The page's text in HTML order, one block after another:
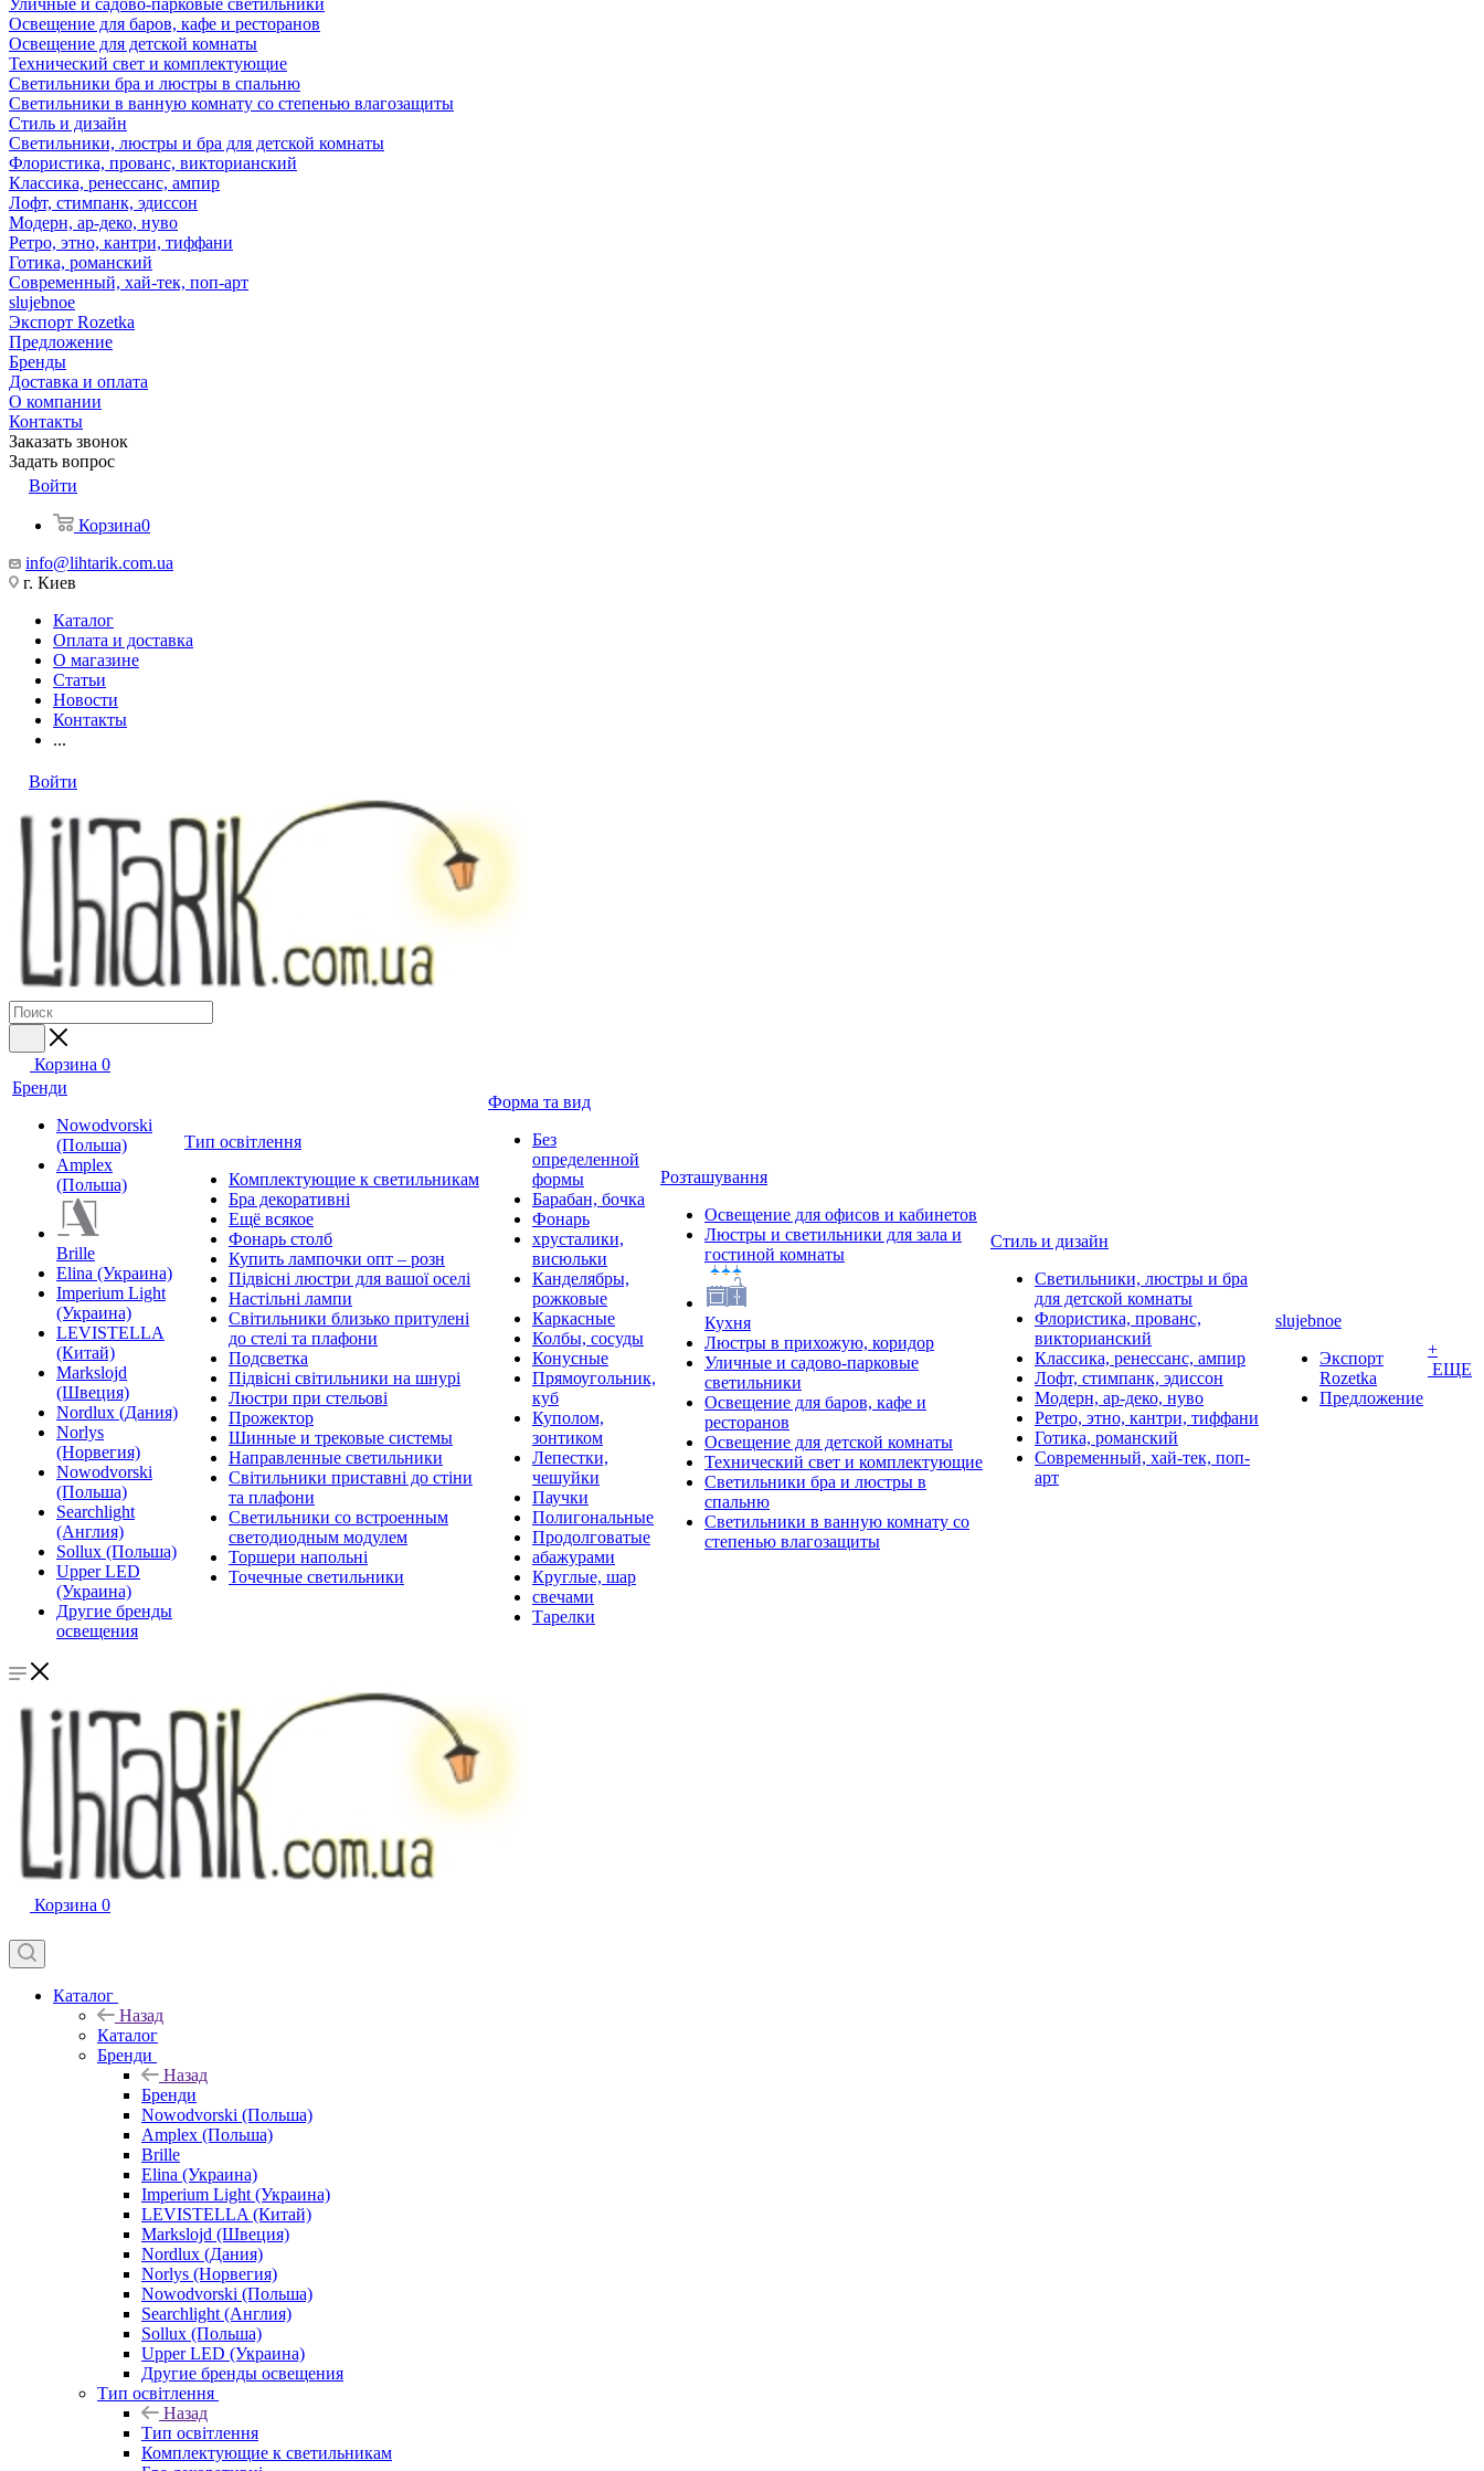
Уличные и садово-парковые светильники
Освещение для баров, кафе и ресторанов
Освещение для детской комнаты
Технический свет и комплектующие
Светильники бра и люстры в спальню
Светильники в ванную комнату со степенью влагозащиты
Стиль и дизайн
Светильники, люстры и бра для детской комнаты
Флористика, прованс, викторианский
Классика, ренессанс, ампир
Лофт, стимпанк, эдиссон
Модерн, ар-деко, нуво
Ретро, этно, кантри, тиффани
Готика, романский
Современный, хай-тек, поп-арт
slujebnoe
Экспорт Rozetka
Предложение
Бренды
Доставка и оплата
О компании
Контакты
Заказать звонок
Задать вопрос
Войти
Корзина0
info@lihtarik.com.ua
г. Киев
Каталог
Оплата и доставка
О магазине
Статьи
Новости
Контакты
...
Войти
Корзина 0
Бренди
Nowodvorski
(Польша)
Amplex
(Польша)
Brille
Elina (Украина)
Imperium Light
(Украина)
LEVISTELLA
(Китай)
Markslojd
(Швеция)
Nordlux (Дания)
Norlys
(Норвегия)
Nowodvorski
(Польша)
Searchlight
(Англия)
Sollux (Польша)
Upper LED
(Украина)
Другие бренды
освещения
Тип освітлення
Комплектующие к светильникам
Бра декоративні
Ещё всякое
Фонарь столб
Купить лампочки опт – розн
Підвісні люстри для вашої оселі
Настільні лампи
Світильники близько притулені
до стелі та плафони
Подсветка
Підвісні світильники на шнурі
Люстри при стельові
Прожектор
Шинные и трековые системы
Направленные светильники
Світильники приставні до стіни
та плафони
Светильники со встроенным
светодиодным модулем
Торшери напольні
Точечные светильники
Форма та вид
Без
определенной
формы
Барабан, бочка
Фонарь
хрусталики,
висюльки
Канделябры,
рожковые
Каркасные
Колбы, сосуды
Конусные
Прямоугольник,
куб
Куполом,
зонтиком
Лепестки,
чешуйки
Паучки
Полигональные
Продолговатые
абажурами
Круглые, шар
свечами
Тарелки
Розташування
Освещение для офисов и кабинетов
Люстры и светильники для зала и
гостиной комнаты
Кухня
Люстры в прихожую, коридор
Уличные и садово-парковые
светильники
Освещение для баров, кафе и
ресторанов
Освещение для детской комнаты
Технический свет и комплектующие
Светильники бра и люстры в
спальню
Светильники в ванную комнату со
степенью влагозащиты
Стиль и дизайн
Светильники, люстры и бра
для детской комнаты
Флористика, прованс,
викторианский
Классика, ренессанс, ампир
Лофт, стимпанк, эдиссон
Модерн, ар-деко, нуво
Ретро, этно, кантри, тиффани
Готика, романский
Современный, хай-тек, поп-
арт
slujebnoe
Экспорт
Rozetka
Предложение
+
ЕЩЕ
Корзина 0
Каталог
Назад
Каталог
Бренди
Назад
Бренди
Nowodvorski (Польша)
Amplex (Польша)
Brille
Elina (Украина)
Imperium Light (Украина)
LEVISTELLA (Китай)
Markslojd (Швеция)
Nordlux (Дания)
Norlys (Норвегия)
Nowodvorski (Польша)
Searchlight (Англия)
Sollux (Польша)
Upper LED (Украина)
Другие бренды освещения
Тип освітлення
Назад
Тип освітлення
Комплектующие к светильникам